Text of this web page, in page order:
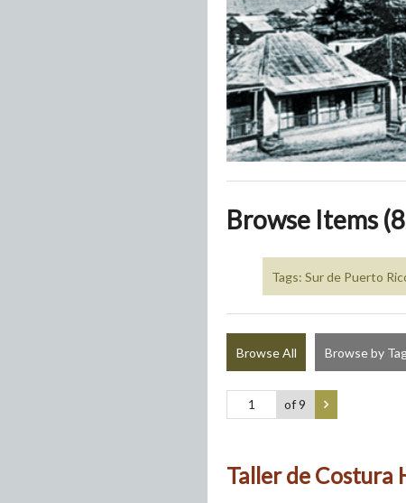
Browse Items
Tags: Sur de Puerto
Browse All Browse by
of 9
Taller de Costura